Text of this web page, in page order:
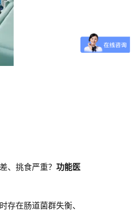
、挑食严重？ 功能医
存在肠道菌群失衡、